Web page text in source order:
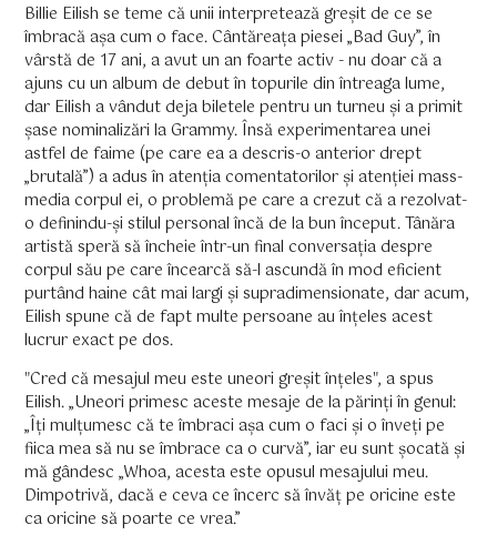
Billie Eilish se teme că unii interpretează greșit de ce se
îmbracă așa cum o face. Cântăreața piesei „Bad Guy”, în
vârstă de 17 ani, a avut un an foarte activ - nu doar că a
ajuns cu un album de debut în topurile din întreaga lume,
dar Eilish a vândut deja biletele pentru un turneu și a primit
șase nominalizări la Grammy. Însă experimentarea unei
astfel de faime (pe care ea a descris-o anterior drept
„brutală”) a adus în atenția comentatorilor și atenției mass-
media corpul ei, o problemă pe care a crezut că a rezolvat-
o definindu-și stilul personal încă de la bun început. Tânăra
artistă speră să încheie într-un final conversația despre
corpul său pe care încearcă să-l ascundă în mod eficient
purtând haine cât mai largi și supradimensionate, dar acum,
Eilish spune că de fapt multe persoane au înțeles acest
lucrur exact pe dos.
"Cred că mesajul meu este uneori greșit înțeles", a spus
Eilish. „Uneori primesc aceste mesaje de la părinți în genul:
„Îți mulțumesc că te îmbraci așa cum o faci și o înveți pe
fiica mea să nu se îmbrace ca o curvă”, iar eu sunt șocată și
mă gândesc „Whoa, acesta este opusul mesajului meu.
Dimpotrivă, dacă e ceva ce încerc să învăț pe oricine este
ca oricine să poarte ce vrea.”